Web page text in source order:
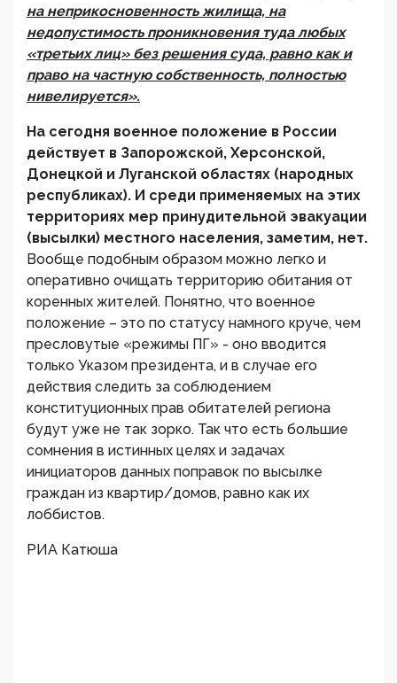
на неприкосновенность жилища, на
недопустимость проникновения туда любых
«третьих лиц» без решения суда, равно как и
право на частную собственность, полностью
нивелируется».
На сегодня военное положение в России
действует в Запорожской, Херсонской,
Донецкой и Луганской областях (народных
республиках). И среди применяемых на этих
территориях мер принудительной эвакуации
(высылки) местного населения, заметим, нет.
Вообще подобным образом можно легко и
оперативно очищать территорию обитания от
коренных жителей. Понятно, что военное
положение – это по статусу намного круче, чем
пресловутые «режимы ПГ» - оно вводится
только Указом президента, и в случае его
действия следить за соблюдением
конституционных прав обитателей региона
будут уже не так зорко. Так что есть большие
сомнения в истинных целях и задачах
инициаторов данных поправок по высылке
граждан из квартир/домов, равно как их
лоббистов.
РИА Катюша